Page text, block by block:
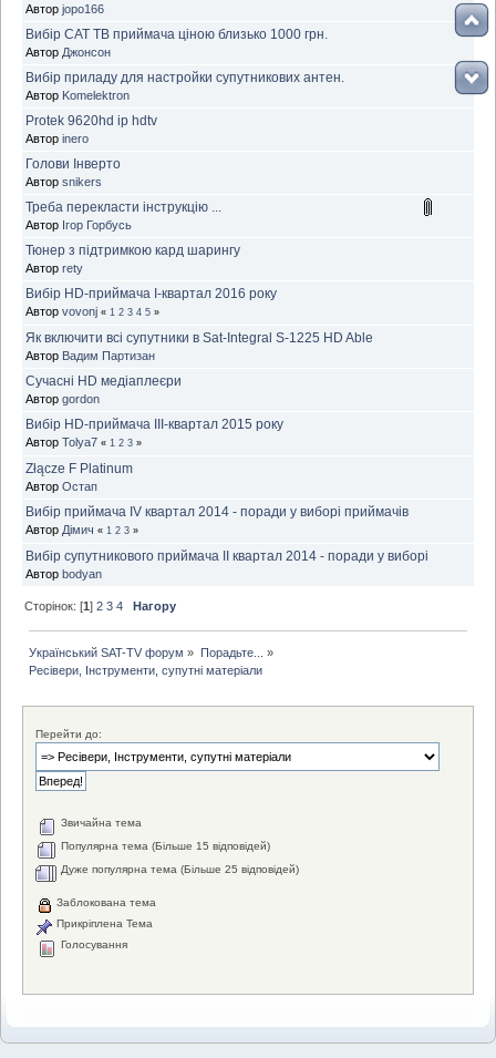
Автор jopo166
Вибір САТ ТВ приймача ціною близько 1000 грн.
Автор Джонсон
Вибір приладу для настройки супутникових антен.
Автор Komelektron
Protek 9620hd ip hdtv
Автор inero
Голови Інверто
Автор snikers
Треба перекласти інструкцію ...
Автор Ігор Горбусь
Тюнер з підтримкою кард шарингу
Автор rety
Вибір HD-приймача I-квартал 2016 року
Автор vovonj « 1 2 3 4 5 »
Як включити всі супутники в Sat-Integral S-1225 HD Able
Автор Вадим Партизан
Сучасні HD медіаплеєри
Автор gordon
Вибір HD-приймача III-квартал 2015 року
Автор Tolya7 « 1 2 3 »
Złącze F Platinum
Автор Остап
Вибір приймача IV квартал 2014 - поради у виборі приймачів
Автор Дімич « 1 2 3 »
Вибір супутникового приймача II квартал 2014 - поради у виборі
Автор bodyan
Сторінок: [1]2 3 4 Нагору
Український SAT-TV форум » Порадьте...
»
Ресівери, Інструменти, супутні матеріали
Перейти до:
Звичайна тема
Популярна тема (Більше 15 відповідей)
Дуже популярна тема (Більше 25 відповідей)
Заблокована тема
Прикріплена Тема
Голосування